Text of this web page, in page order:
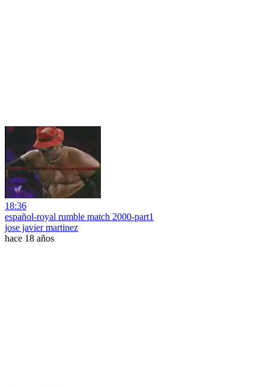
18:36
español-royal rumble match 2000-part1
jose javier martinez
hace 18 años